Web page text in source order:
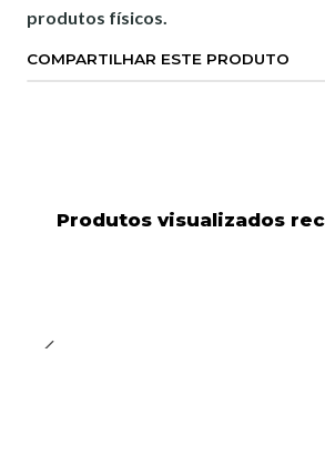
produtos físicos.
COMPARTILHAR ESTE PRODUTO
Produtos visualizados